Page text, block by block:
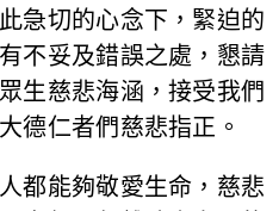
急切的心念下，緊迫的
不妥及錯誤之處，懇請
生慈悲海涵，接受我們
德仁者們慈悲指正。
都能夠敬愛生命，慈悲